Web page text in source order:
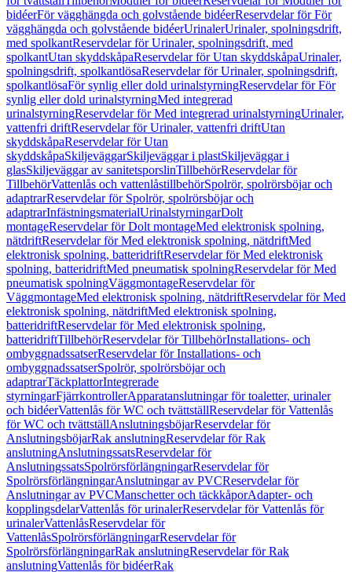
bidéerFör vägghängda och golvstående bidéerReservdelar för För
vägghängda och golvstående bidéerUrinalerUrinaler, spolningsdrift,
med spolkantReservdelar för Urinaler, spolningsdrift, med
spolkantUtan skyddskåpaReservdelar för Utan skyddskåpaUrinaler,
spolningsdrift, spolkantlösaReservdelar för Urinaler, spolningsdrift,
spolkantlösaFör synlig eller dold urinalstyrningReservdelar för För
synlig eller dold urinalstyrningMed integrerad
urinalstyrningReservdelar för Med integrerad urinalstyrningUrinaler,
vattenfri driftReservdelar för Urinaler, vattenfri driftUtan
skyddskåpaReservdelar för Utan
skyddskåpaSkiljeväggarSkiljeväggar i plastSkiljeväggar i
glasSkiljeväggar av sanitetsporslinTillbehörReservdelar för
TillbehörVattenlås och vattenlåstillbehörSpolrör, spolrörsböjar och
adaptrarReservdelar för Spolrör, spolrörsböjar och
adaptrarInfästningsmaterialUrinalstyrningarDolt
montageReservdelar för Dolt montageMed elektronisk spolning,
nätdriftReservdelar för Med elektronisk spolning, nätdriftMed
elektronisk spolning, batteridriftReservdelar för Med elektronisk
spolning, batteridriftMed pneumatisk spolningReservdelar för Med
pneumatisk spolningVäggmontageReservdelar för
VäggmontageMed elektronisk spolning, nätdriftReservdelar för Med
elektronisk spolning, nätdriftMed elektronisk spolning,
batteridriftReservdelar för Med elektronisk spolning,
batteridriftTillbehörReservdelar för TillbehörInstallations- och
ombyggnadssatserReservdelar för Installations- och
ombyggnadssatserSpolrör, spolrörsböjar och
adaptrarTäckplattorIntegrerade
styrningarFjärrkontrollerApparatanslutningar för toaletter, urinaler
och bidéerVattenlås för WC och tvättställReservdelar för Vattenlås
för WC och tvättställAnslutningsböjarReservdelar för
AnslutningsböjarRak anslutningReservdelar för Rak
anslutningAnslutningssatsReservdelar för
AnslutningssatsSpolrörsförlängningarReservdelar för
SpolrörsförlängningarAnslutningar av PVCReservdelar för
Anslutningar av PVCManschetter och täckkåporAdapter- och
kopplingsdelarVattenlås för urinalerReservdelar för Vattenlås för
urinalerVattenlåsReservdelar för
VattenlåsSpolrörsförlängningarReservdelar för
SpolrörsförlängningarRak anslutningReservdelar för Rak
anslutningVattenlås för bidéerRak